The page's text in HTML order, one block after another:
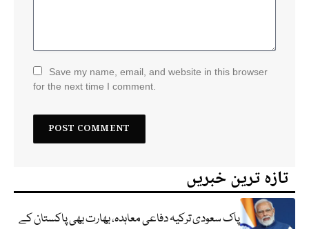
Save my name, email, and website in this browser
for the next time I comment.
تازہ ترین خبریں
پاک سعودی ترکیہ دفاعی معاہدہ، بھارت بھی پاکستان کے